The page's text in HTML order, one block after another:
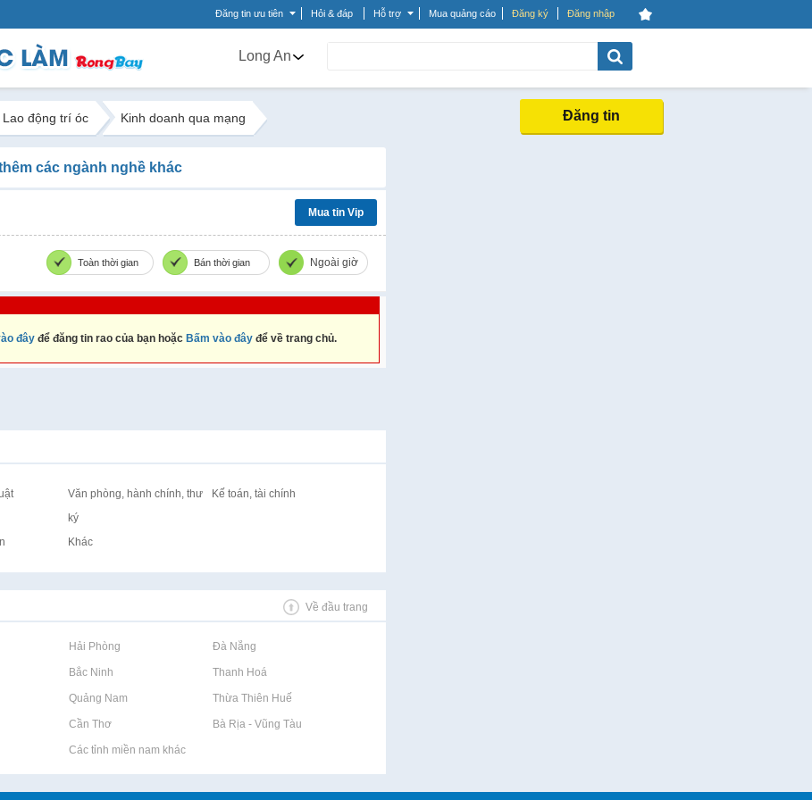
Đăng tin ưu tiên Hỏi & đáp Hỗ trợ Mua quảng cáo Đăng ký Đăng nhập
Long An
Lao động trí óc Kinh doanh qua mạng Đăng tin
các ngành nghề khác
Mua tin Vip
Toàn thời gian Bán thời gian Ngoài giờ
đây để đăng tin rao của bạn hoặc Bấm vào đây để về trang chủ.
Văn phòng, hành chính, thư
ký
Kế toán, tài chính
Khác
Về đầu trang
Rao vặt tại Hải Phòng Rao vặt tại Đà Nẵng
Rao vặt tại Bắc Ninh Rao vặt tại Thanh Hoá
Rao vặt tại Quảng Nam Rao vặt tại Thừa Thiên Huế
Rao vặt tại Cần Thơ Rao vặt tại Bà Rịa - Vũng Tàu
Rao vặt tại Các tỉnh miền nam khác